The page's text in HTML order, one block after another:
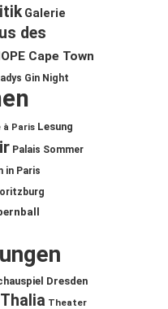
Galerie
des
Cape Town
Gin Night
à Paris Lesung
Palais Sommer
in Paris
Dresden
Thalia Theater